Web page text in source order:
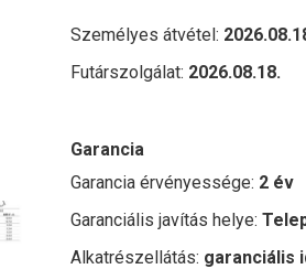
Személyes átvétel:
Futárszolgálat: 2026.08.18.
Garancia
Garancia érvényessége: 2 év
Garanciális javítás helye:
Alkatrészellátás: garanciális